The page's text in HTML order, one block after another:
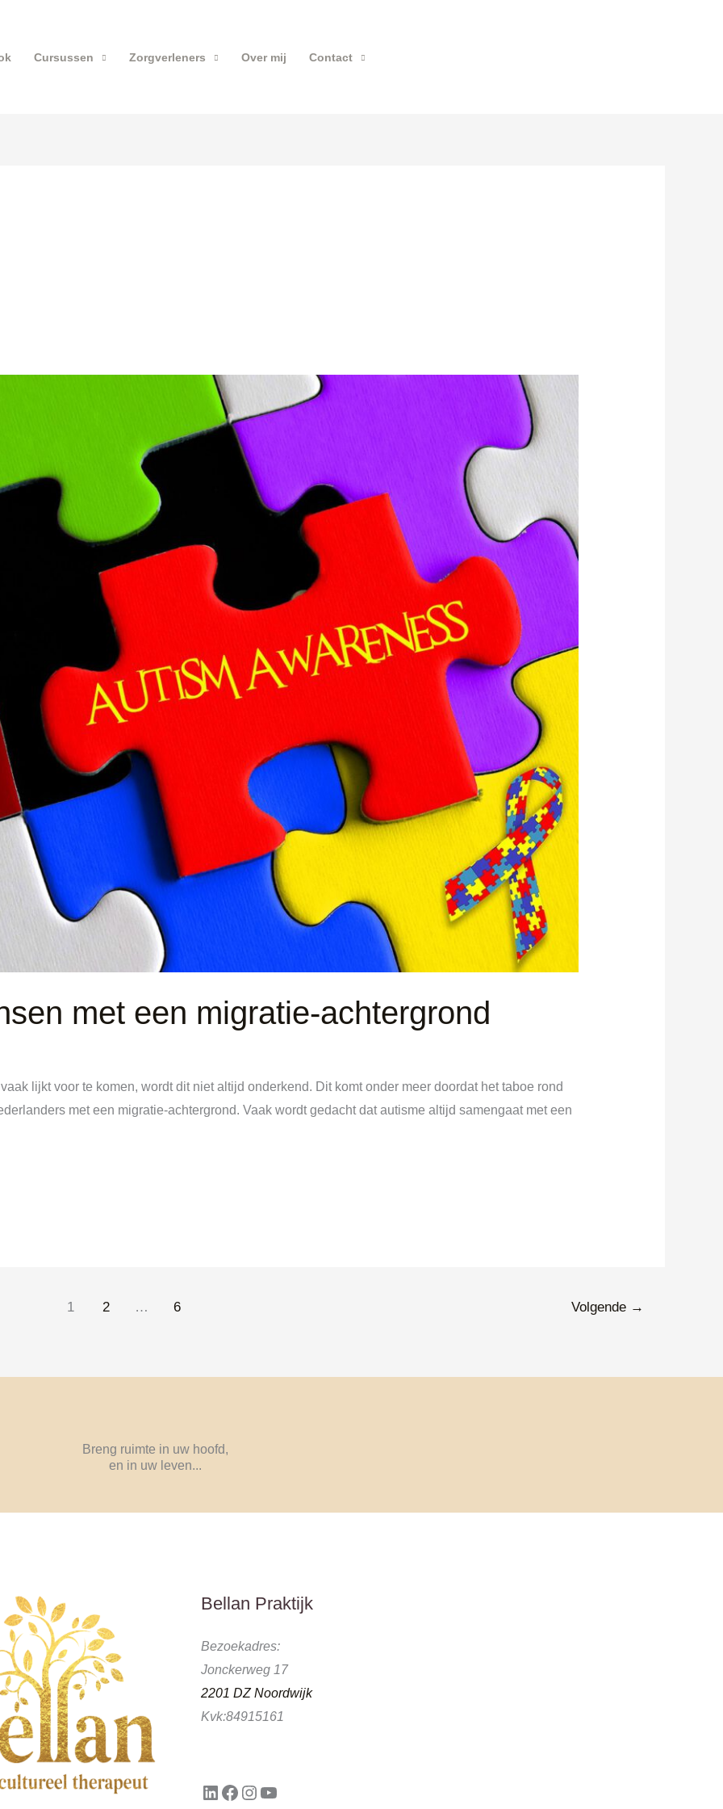
Cursussen Zorgverleners Over mij Contact
met een migratie-achtergrond
lijkt voor te komen, wordt dit niet altijd onderkend. Dit komt onder meer doordat het taboe rond
met een migratie-achtergrond. Vaak wordt gedacht dat autisme altijd samengaat met een
1 2 … 6 Volgende →
Breng ruimte in uw hoofd,
en in uw leven...
Bellan Praktijk
Bezoekadres:
Jonckerweg 17
2201 DZ Noordwijk
Kvk:84915161